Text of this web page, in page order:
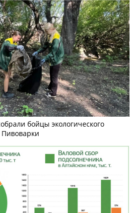
бойцы экологического
Пивоварки